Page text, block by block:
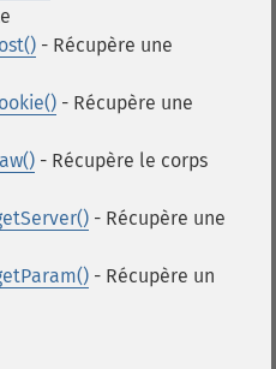
- Récupère une
- Récupère une
- Récupère le corps
- Récupère une
- Récupère un